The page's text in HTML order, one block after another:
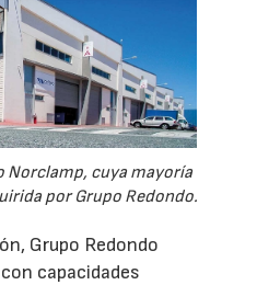
Norclamp, cuya mayoría
por Grupo Redondo.
Grupo Redondo
capacidades